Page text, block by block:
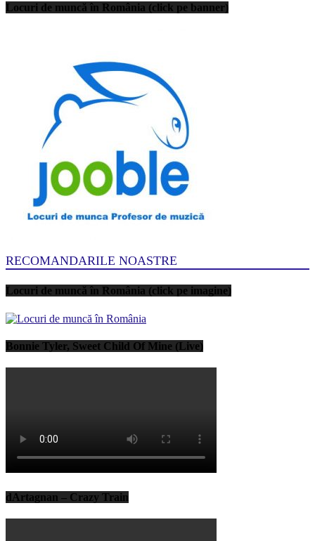
Locuri de muncă în România (click pe banner)
RECOMANDARILE NOASTRE
Locuri de muncă în România (click pe imagine)
Bonnie Tyler, Sweet Child Of Mine (Live)
dArtagnan – Crazy Train